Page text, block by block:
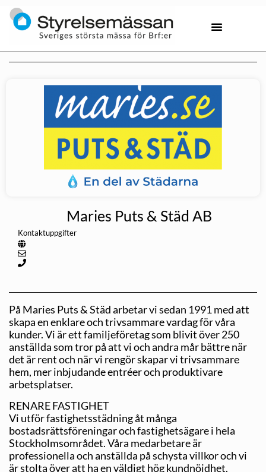
Maries Puts & Städ AB
Kontaktuppgifter
På Maries Puts & Städ arbetar vi sedan 1991 med att
skapa en enklare och trivsammare vardag för våra
kunder. Vi är ett familjeföretag som blivit över 250
anställda som tror på att vi och andra mår bättre när
det är rent och när vi rengör skapar vi trivsammare
hem, mer inbjudande entréer och produktivare
arbetsplatser.
RENARE FASTIGHET
Vi utför fastighetsstädning åt många
bostadsrättsföreningar och fastighetsägare i hela
Stockholmsområdet. Våra medarbetare är
professionella och anställda på schysta villkor och vi
är stolta över att ha en väldigt hög kundnöjdhet.